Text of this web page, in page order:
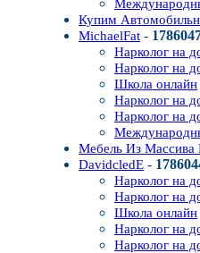
Купим
MichaelFat -
Нарколог на
Нарколог на
Школа онлайн
Нарколог на
Нарколог на
Мебель Из Массива
DavidcledE -
Нарколог на
Нарколог на
Школа онлайн
Нарколог на
Нарколог на